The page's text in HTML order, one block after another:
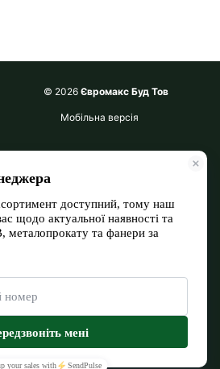
© 2026 Євромакс Буд Тов
Мобільна версія